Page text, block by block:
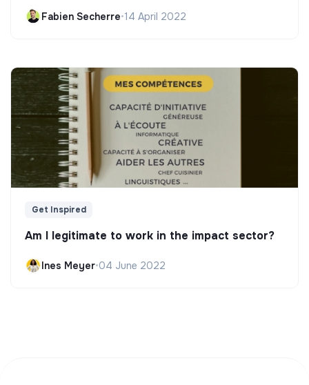
Fabien Secherre•14 April 2022
Get Inspired
Am I legitimate to work in the impact sector?
Ines Meyer•04 June 2022